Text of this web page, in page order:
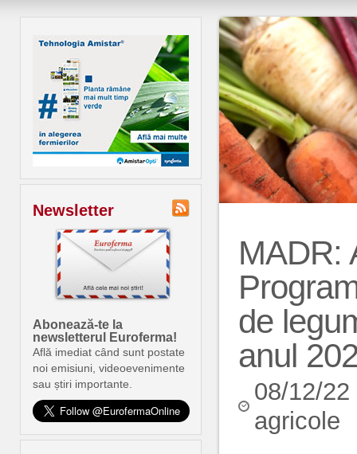
Newsletter
Abonează-te la
newsletterul Euroferma!
Află imediat când sunt postate
noi emisiuni, videoevenimente
sau știri importante.
MADR:
de
anul
08/12/
agricole